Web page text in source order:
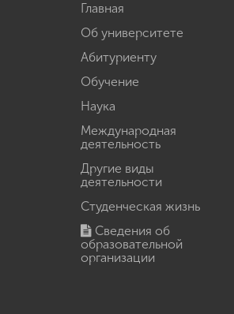
Главная
Об университете
Абитуриенту
Обучение
Наука
Международная
деятельность
Другие виды
деятельности
Студенческая жизнь
Сведения об
образовательной
организации